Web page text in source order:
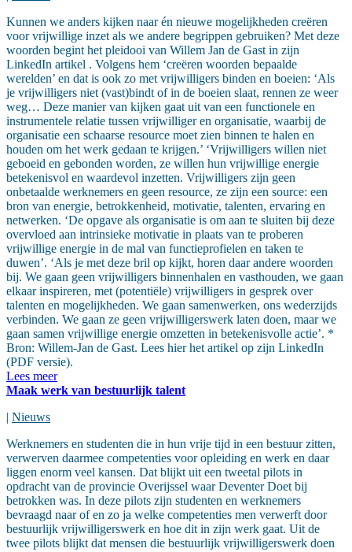
Kunnen we anders kijken naar én nieuwe mogelijkheden creëren
voor vrijwillige inzet als we andere begrippen gebruiken? Met deze
woorden begint het pleidooi van Willem Jan de Gast in zijn
LinkedIn artikel . Volgens hem ‘creëren woorden bepaalde
werelden’ en dat is ook zo met vrijwilligers binden en boeien: ‘Als
je vrijwilligers niet (vast)bindt of in de boeien slaat, rennen ze weer
weg… Deze manier van kijken gaat uit van een functionele en
instrumentele relatie tussen vrijwilliger en organisatie, waarbij de
organisatie een schaarse resource moet zien binnen te halen en
houden om het werk gedaan te krijgen.’ ‘Vrijwilligers willen niet
geboeid en gebonden worden, ze willen hun vrijwillige energie
betekenisvol en waardevol inzetten. Vrijwilligers zijn geen
onbetaalde werknemers en geen resource, ze zijn een source: een
bron van energie, betrokkenheid, motivatie, talenten, ervaring en
netwerken. ‘De opgave als organisatie is om aan te sluiten bij deze
overvloed aan intrinsieke motivatie in plaats van te proberen
vrijwillige energie in de mal van functieprofielen en taken te
duwen’. ‘Als je met deze bril op kijkt, horen daar andere woorden
bij. We gaan geen vrijwilligers binnenhalen en vasthouden, we gaan
elkaar inspireren, met (potentiële) vrijwilligers in gesprek over
talenten en mogelijkheden. We gaan samenwerken, ons wederzijds
verbinden. We gaan ze geen vrijwilligerswerk laten doen, maar we
gaan samen vrijwillige energie omzetten in betekenisvolle actie’. *
Bron: Willem-Jan de Gast. Lees hier het artikel op zijn LinkedIn
(PDF versie).
Lees meer
Maak werk van bestuurlijk talent
| Nieuws
Werknemers en studenten die in hun vrije tijd in een bestuur zitten,
verwerven daarmee competenties voor opleiding en werk en daar
liggen enorm veel kansen. Dat blijkt uit een tweetal pilots in
opdracht van de provincie Overijssel waar Deventer Doet bij
betrokken was. In deze pilots zijn studenten en werknemers
bevraagd naar of en zo ja welke competenties men verwerft door
bestuurlijk vrijwilligerswerk en hoe dit in zijn werk gaat. Uit de
twee pilots blijkt dat mensen die bestuurlijk vrijwilligerswerk doen